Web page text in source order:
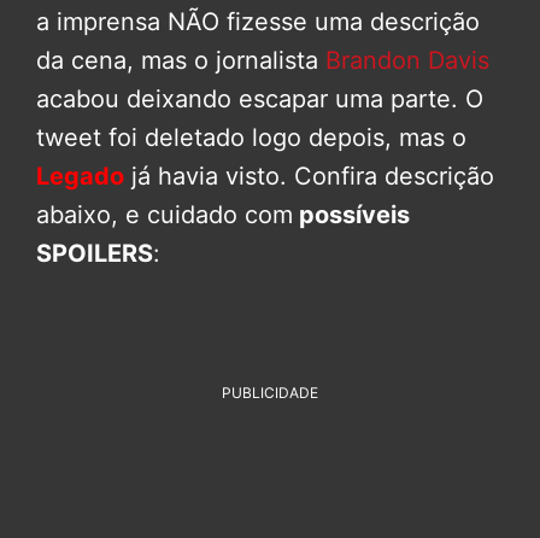
a imprensa NÃO fizesse uma descrição
da cena, mas o jornalista Brandon Davis
acabou deixando escapar uma parte. O
tweet foi deletado logo depois, mas o
Legado já havia visto. Confira descrição
abaixo, e cuidado com possíveis
SPOILERS:
PUBLICIDADE